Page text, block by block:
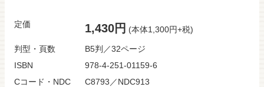
定価 1,430円 (本体1,300円+税)
判型・頁数
B5判／32ページ
ISBN
978-4-251-01159-6
Cコード・NDC
C8793／NDC913